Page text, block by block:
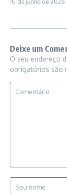
10 de junho de 2026
Deixe um
O seu endereço
obrigatórios são